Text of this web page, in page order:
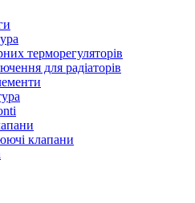
терморегуляторів
для радіаторів
клапани